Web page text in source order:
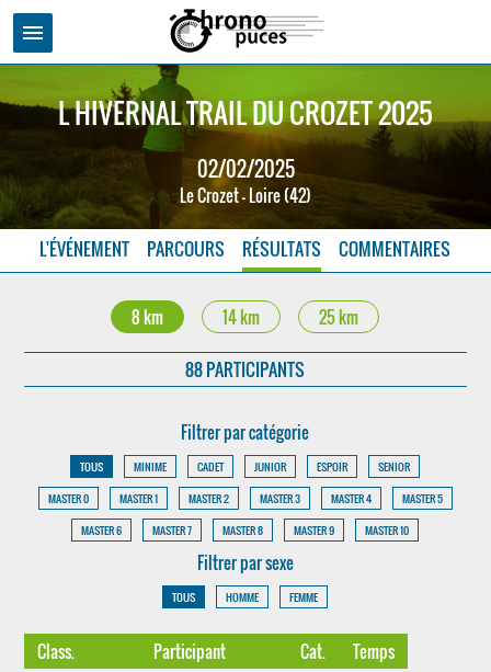
menu
L HIVERNAL TRAIL DU CROZET 2025
02/02/2025
Le Crozet - Loire (42)
L'ÉVÉNEMENT PARCOURS RÉSULTATS COMMENTAIRES
8 km 14 km 25 km
88 PARTICIPANTS
Filtrer par catégorie
TOUS MINIME CADET JUNIOR ESPOIR
SENIOR
MASTER 0
MASTER 1 MASTER 2 MASTER 3 MASTER 4
MASTER 5
MASTER 6
MASTER 7 MASTER 8 MASTER 9 MASTER 10
Filtrer par sexe
TOUS HOMME FEMME
Class. Participant Cat. Temps